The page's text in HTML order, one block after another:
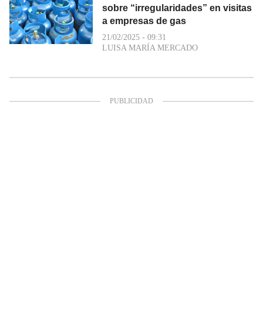
sobre “irregularidades” en visitas
a empresas de gas
21/02/2025 - 09:31
LUISA MARÍA MERCADO